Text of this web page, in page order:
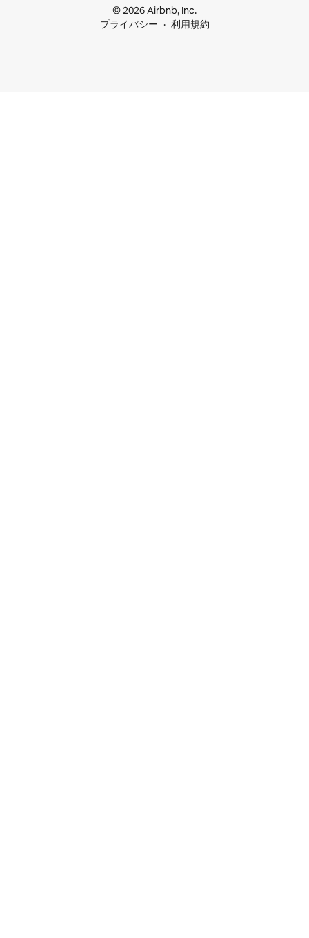
© 2026 Airbnb, Inc.
プライバシー
利用規約